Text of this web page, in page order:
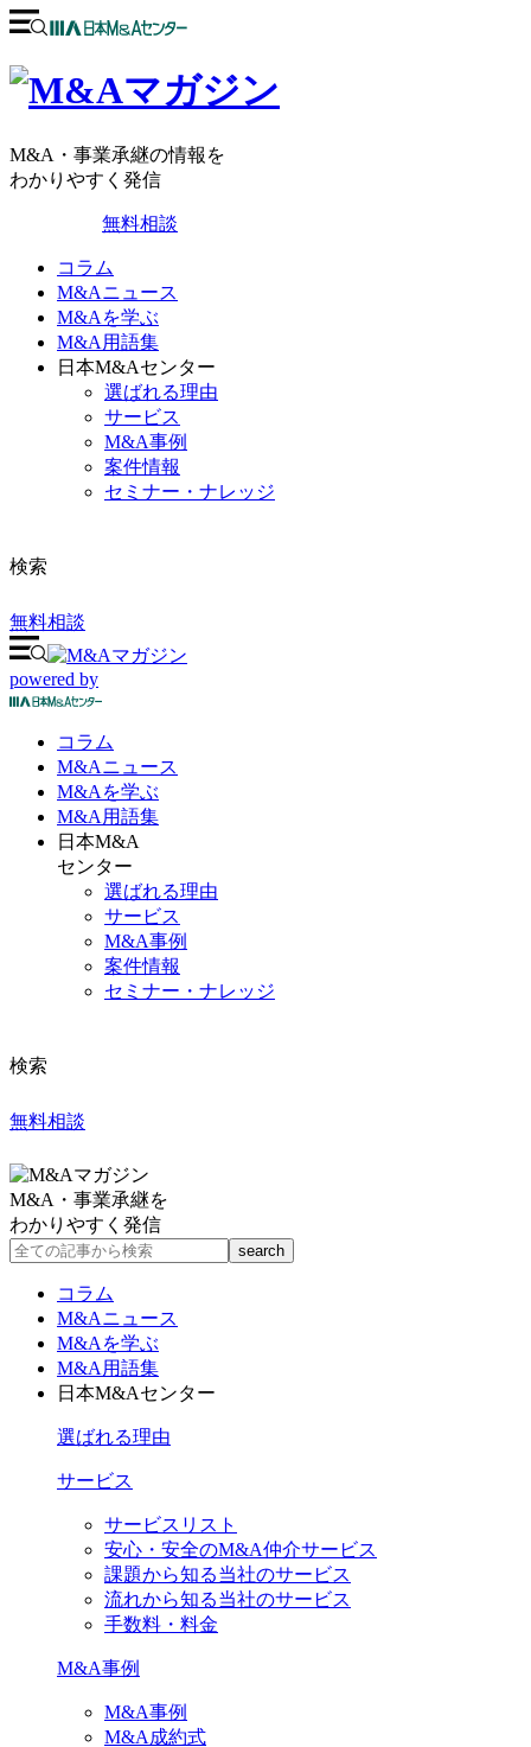
M&A・事業承継の情報を
わかりやすく発信
無料相談
コラム
M&Aニュース
M&Aを学ぶ
M&A用語集
日本M&Aセンター
選ばれる理由
サービス
M&A事例
案件情報
セミナー・ナレッジ
検索
無料相談
powered by
コラム
M&Aニュース
M&Aを学ぶ
M&A 用語集
日本M&A
センター
選ばれる理由
サービス
M&A事例
案件情報
セミナー・ナレッジ
検索
無料相談
M&A・事業承継を
わかりやすく発信
コラム
M&Aニュース
M&Aを学ぶ
M&A用語集
日本M&Aセンター
選ばれる理由
サービス
サービスリスト
安心・安全のM&A仲介サービス
課題から知る当社のサービス
流れから知る当社のサービス
手数料・料金
M&A事例
M&A事例
M&A成約式